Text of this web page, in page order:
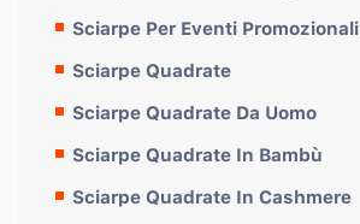
Sciarpe Per Eventi Promozionali
Sciarpe Quadrate
Sciarpe Quadrate Da Uomo
Sciarpe Quadrate In Bambù
Sciarpe Quadrate In Cashmere